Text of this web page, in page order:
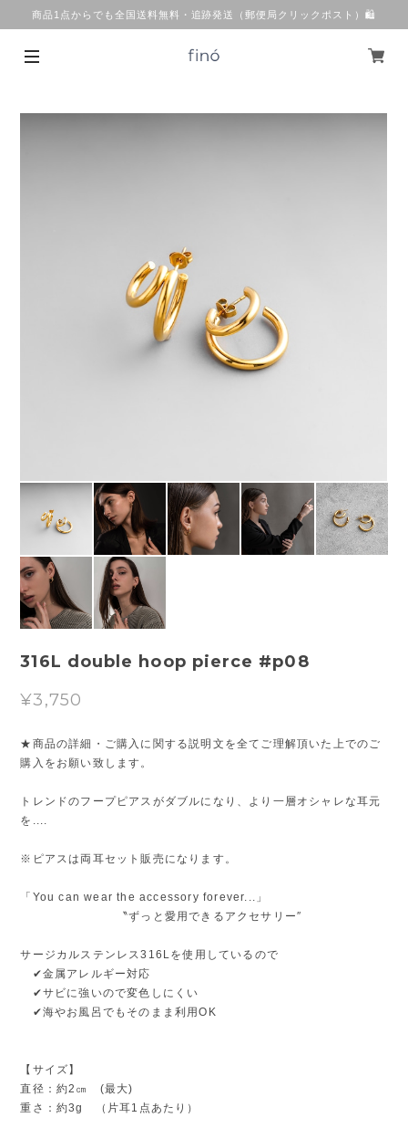
商品1点からでも全国送料無料・追跡発送（郵便局クリックポスト）🛍
316L double hoop pierce #p08
¥3,750
★商品の詳細・ご購入に関する説明文を全てご理解頂いた上でのご
購入をお願い致します。
トレンドのフープピアスがダブルになり、より一層オシャレな耳元
を....
※ピアスは両耳セット販売になります。
「You can wear the accessory forever...」
〝ずっと愛用できるアクセサリー″
サージカルステンレス316Lを使用しているので
✔金属アレルギー対応
✔サビに強いので変色しにくい
✔海やお風呂でもそのまま利用OK
【サイズ】
直径：約2㎝ (最大)
重さ：約3g （片耳1点あたり）